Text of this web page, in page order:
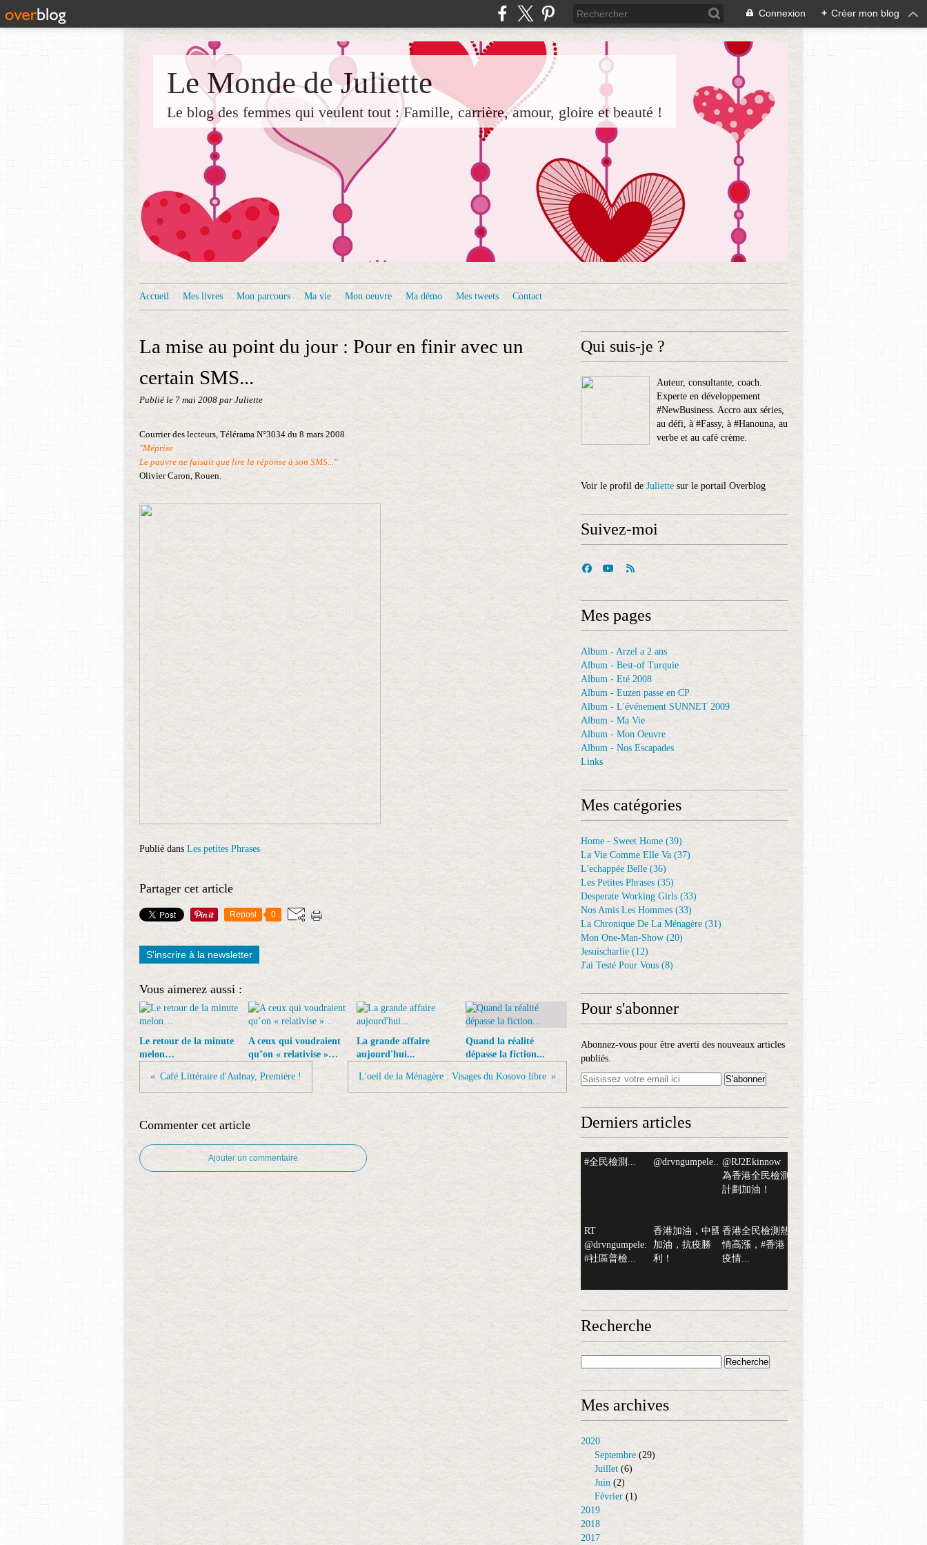
Connexion + Créer mon blog
Le Monde de Juliette
Le blog des femmes qui veulent tout : Famille, carrière, amour, gloire et beauté !
Accueil Mes livres Mon parcours Ma vie Mon oeuvre Ma démo Mes tweets Contact
La mise au point du jour : Pour en finir avec un
certain SMS...
Publié le 7 mai 2008 par Juliette
Courrier des lecteurs, Télérama N°3034 du 8 mars 2008
"Méprise
Le pauvre ne faisait que lire la réponse à son SMS..."
Olivier Caron, Rouen.
Publié dans Les petites Phrases
Partager cet article
Repost 0
S'inscrire à la newsletter
Vous aimerez aussi :
Le retour de la minute
melon…
A ceux qui voudraient
qu’on « relativise »…
La grande affaire
aujourd'hui...
Quand la réalité
dépasse la fiction...
Café Littéraire d'Aulnay, Première ! L'oeil de la Ménagère : Visages du Kosovo libre
Commenter cet article
Ajouter un commentaire
Qui suis-je ?
Auteur, consultante, coach.
Experte en développement
#NewBusiness. Accro aux séries,
au défi, à #Fassy, à #Hanouna, au
verbe et au café crème.
Voir le profil deJuliette sur le portail Overblog
Suivez-moi
Mes pages
Album - Arzel a 2 ans
Album - Best-of Turquie
Album - Eté 2008
Album - Euzen passe en CP
Album - L'événement SUNNET 2009
Album - Ma Vie
Album - Mon Oeuvre
Album - Nos Escapades
Links
Mes catégories
Home - Sweet Home (39)
La Vie Comme Elle Va (37)
L'echappée Belle (36)
Les Petites Phrases (35)
Desperate Working Girls (33)
Nos Amis Les Hommes (33)
La Chronique De La Ménagère (31)
Mon One-Man-Show (20)
Jesuischarlie (12)
J'ai Testé Pour Vous (8)
Pour s'abonner
Abonnez-vous pour être averti des nouveaux articles
publiés.
Derniers articles
#全民檢測... @drvngumpele... @RJ2Ekinnow
為香港全民檢測
計劃加油！
RT
@drvngumpele:
#社區普檢...
香港加油，中國
加油，抗疫勝
利！
香港全民檢測熱
情高漲，#香港
疫情...
Recherche
Mes archives
2020
Septembre (29)
Juillet (6)
Juin (2)
Février (1)
2019
2018
2017